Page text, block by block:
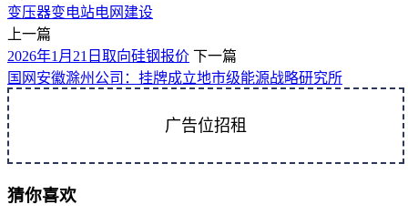
变压器变电站电网建设
上一篇
2026年1月21日取向硅钢报价 下一篇
国网安徽滁州公司：挂牌成立地市级能源战略研究所
广告位招租
猜你喜欢